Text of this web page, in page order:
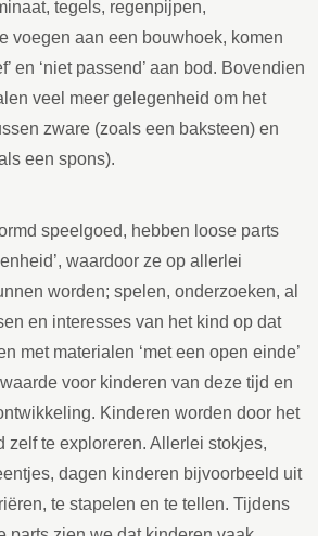
tegels, regenpijpen,
voegen aan een bouwhoek, komen
en ‘niet passend’ aan bod. Bovendien
veel meer gelegenheid om het
zware (zoals een baksteen) en
een spons).
speelgoed, hebben loose parts
waardoor ze op allerlei
worden; spelen, onderzoeken, al
en interesses van het kind op dat
met materialen ‘met een open einde’
voor kinderen van deze tijd en
Kinderen worden door het
zelf te exploreren. Allerlei stokjes,
dagen kinderen bijvoorbeeld uit
te stapelen en te tellen. Tijdens